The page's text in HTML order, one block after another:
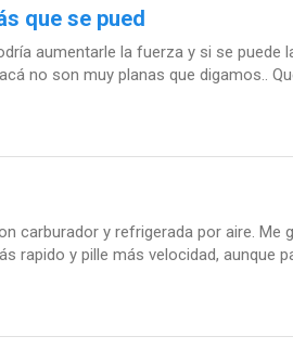
que se pued
aumentarle la fuerza y si se puede
no son muy planas que digamos..
carburador y refrigerada por aire. Me
rapido y pille más velocidad, aunque